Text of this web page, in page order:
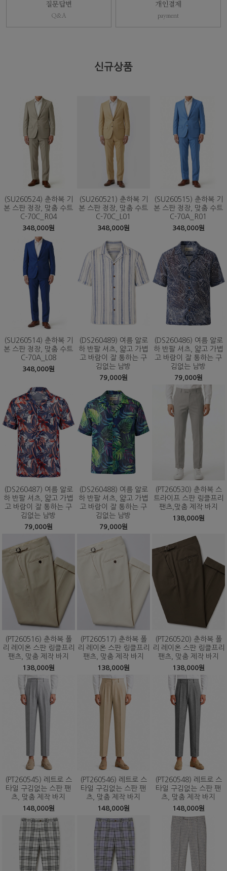
질문답변
Q&A
개인결제
payment
신규상품
(SU260524) 춘하복 기
본 스판 정장, 맞춤 수트
C-70C_R04
348,000원
(SU260521) 춘하복 기
본 스판 정장, 맞춤 수트
C-70C_L01
348,000원
(SU260515) 춘하복 기
본 스판 정장, 맞춤 수트
C-70A_R01
348,000원
(SU260514) 춘하복 기
본 스판 정장, 맞춤 수트
C-70A_L08
348,000원
(DS260489) 여름 알로
하 반팔 셔츠, 얇고 가볍
고 바람이 잘 통하는 구
김없는 남방
79,000원
(DS260486) 여름 알로
하 반팔 셔츠, 얇고 가볍
고 바람이 잘 통하는 구
김없는 남방
79,000원
(DS260487) 여름 알로
하 반팔 셔츠, 얇고 가볍
고 바람이 잘 통하는 구
김없는 남방
79,000원
(DS260488) 여름 알로
하 반팔 셔츠, 얇고 가볍
고 바람이 잘 통하는 구
김없는 남방
79,000원
(PT260530) 춘하복 스
트라이프 스판 링클프리
팬츠,맞춤 제작 바지
138,000원
(PT260516) 춘하복 폴
리 레이온 스판 링클프리
팬츠, 맞춤 제작 바지
138,000원
(PT260517) 춘하복 폴
리 레이온 스판 링클프리
팬츠, 맞춤 제작 바지
138,000원
(PT260520) 춘하복 폴
리 레이온 스판 링클프리
팬츠, 맞춤 제작 바지
138,000원
(PT260545) 레트로 스
타일 구김없는 스판 팬
츠, 맞춤 제작 바지
148,000원
(PT260546) 레트로 스
타일 구김없는 스판 팬
츠, 맞춤 제작 바지
148,000원
(PT260548) 레트로 스
타일 구김없는 스판 팬
츠, 맞춤 제작 바지
148,000원